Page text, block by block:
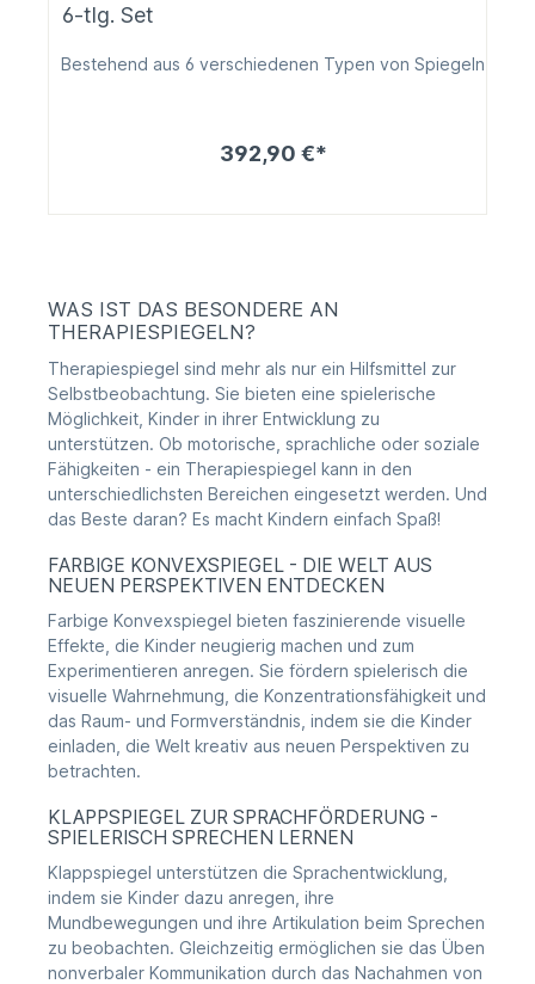
6-tlg. Set
Bestehend aus 6 verschiedenen Typen von Spiegeln
392,90 €*
WAS IST DAS BESONDERE AN
THERAPIESPIEGELN?
Therapiespiegel sind mehr als nur ein Hilfsmittel zur
Selbstbeobachtung. Sie bieten eine spielerische
Möglichkeit, Kinder in ihrer Entwicklung zu
unterstützen. Ob motorische, sprachliche oder soziale
Fähigkeiten - ein Therapiespiegel kann in den
unterschiedlichsten Bereichen eingesetzt werden. Und
das Beste daran? Es macht Kindern einfach Spaß!
FARBIGE KONVEXSPIEGEL - DIE WELT AUS
NEUEN PERSPEKTIVEN ENTDECKEN
Farbige Konvexspiegel bieten faszinierende visuelle
Effekte, die Kinder neugierig machen und zum
Experimentieren anregen. Sie fördern spielerisch die
visuelle Wahrnehmung, die Konzentrationsfähigkeit und
das Raum- und Formverständnis, indem sie die Kinder
einladen, die Welt kreativ aus neuen Perspektiven zu
betrachten.
KLAPPSPIEGEL ZUR SPRACHFÖRDERUNG -
SPIELERISCH SPRECHEN LERNEN
Klappspiegel unterstützen die Sprachentwicklung,
indem sie Kinder dazu anregen, ihre
Mundbewegungen und ihre Artikulation beim Sprechen
zu beobachten. Gleichzeitig ermöglichen sie das Üben
nonverbaler Kommunikation durch das Nachahmen von